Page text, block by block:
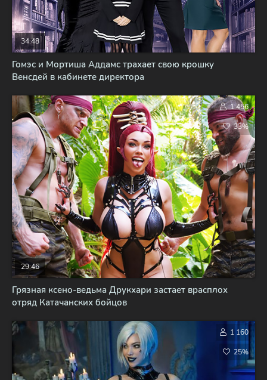
Гомэс и Мортиша Аддамс трахает свою крошку
Венсдей в кабинете директора
34:48
Грязная ксено-ведьма Друкхари застает врасплох
отряд Катачанских бойцов
29:46
1 456
33%
1 160
25%